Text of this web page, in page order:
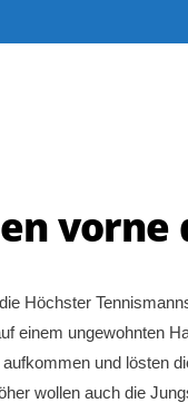
vorne
Höchster
einem ungewohnten
und lösten
wollen auch die